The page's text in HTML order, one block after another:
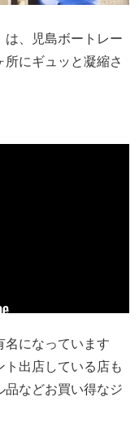
、児島ボートレー
にギュッと凝縮さ
名になっています
ト出店している店も
品などお買い得なジ